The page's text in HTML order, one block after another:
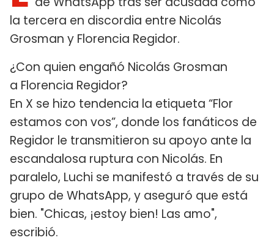
la tercera en discordia entre Nicolás
Grosman y Florencia Regidor.
¿Con quien engañó Nicolás Grosman
a Florencia Regidor?
En X se hizo tendencia la etiqueta “Flor
estamos con vos”, donde los fanáticos de
Regidor le transmitieron su apoyo ante la
escandalosa ruptura con Nicolás. En
paralelo, Luchi se manifestó a través de su
grupo de WhatsApp, y aseguró que está
bien. "Chicas, ¡estoy bien! Las amo",
escribió.